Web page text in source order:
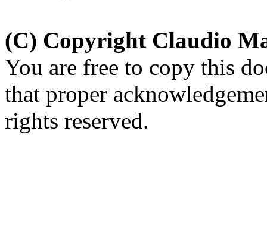
(C) Copyright Claudio
You are free to copy this
that proper
rights reserved.